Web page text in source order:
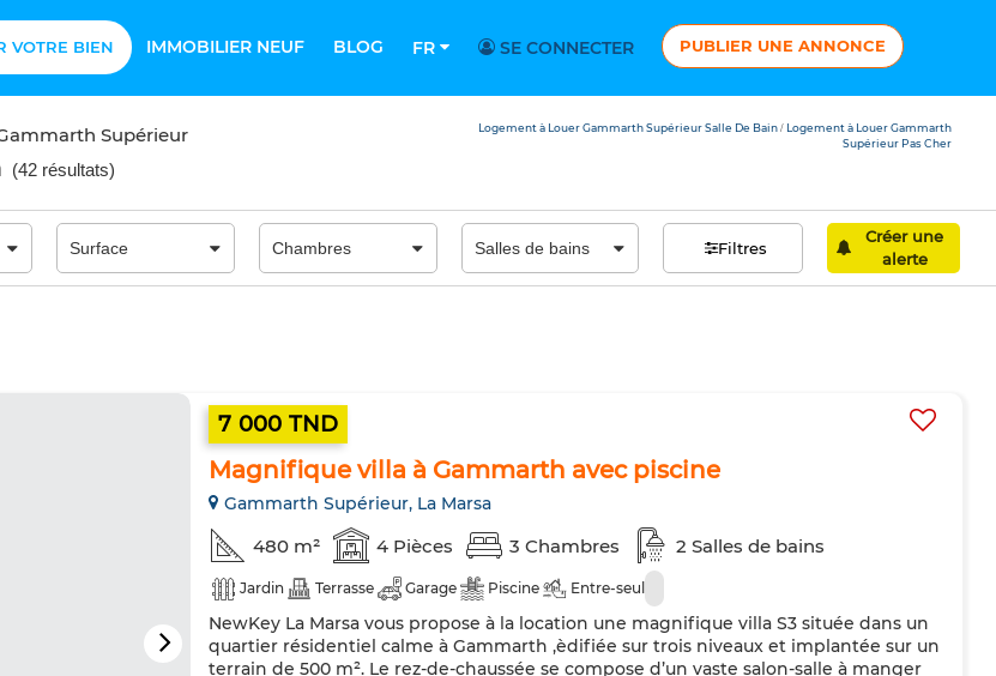
VOTRE BIEN IMMOBILIER NEUF BLOG FR SE CONNECTER PUBLIER UNE ANNONCE
Supérieur
(42 résultats)
Logement à Louer Gammarth Supérieur Salle De Bain / Logement à Louer Gammarth
Supérieur Pas Cher
Filtres
Créer une
alerte
7 000 TND
Magnifique villa à Gammarth avec piscine
Gammarth Supérieur, La Marsa
480 m² 4 Pièces 3 Chambres 2 Salles de bains
Jardin Terrasse Garage Piscine Entre-seul
NewKey La Marsa vous propose à la location une magnifique villa S3 située dans un
quartier résidentiel calme à Gammarth ,èdifiée sur trois niveaux et implantée sur un
terrain de 500 m². Le rez-de-chaussée se compose d’un vaste salon-salle à manger